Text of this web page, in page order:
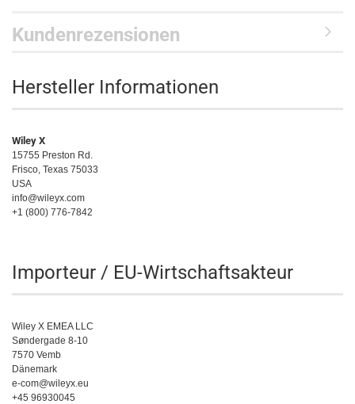
Kundenrezensionen
Hersteller Informationen
Wiley X
15755 Preston Rd.
Frisco, Texas 75033
USA
info@wileyx.com
+1 (800) 776-7842
Importeur / EU-Wirtschaftsakteur
Wiley X EMEA LLC
Søndergade 8-10
7570 Vemb
Dänemark
e-com@wileyx.eu
+45 96930045